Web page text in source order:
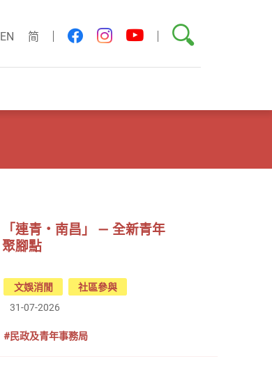
EN 简 facebookinstagram
youtube
搜尋
「連青・南昌」 — 全新青年
聚腳點
文娛消閒
社區參與
31-07-2026
#民政及青年事務局